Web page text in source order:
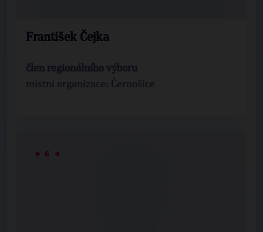
František Čejka
člen regionálního výboru
místní organizace: Černošice
▶ 6 ◀